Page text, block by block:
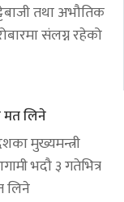
तथा अभौतिक
संलग्न रहेको
मत लिने
मुख्यमन्त्री
भदौ ३ गतेभित्र
लिने